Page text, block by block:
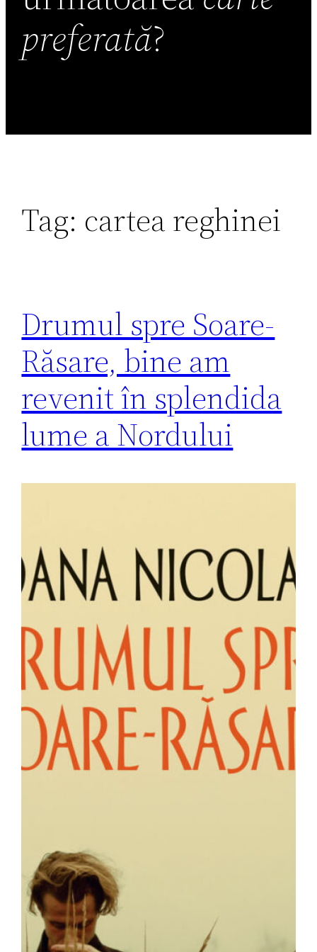
preferată?
Tag: cartea reghinei
Drumul spre Soare-
Răsare, bine am
revenit în splendida
lume a Nordului